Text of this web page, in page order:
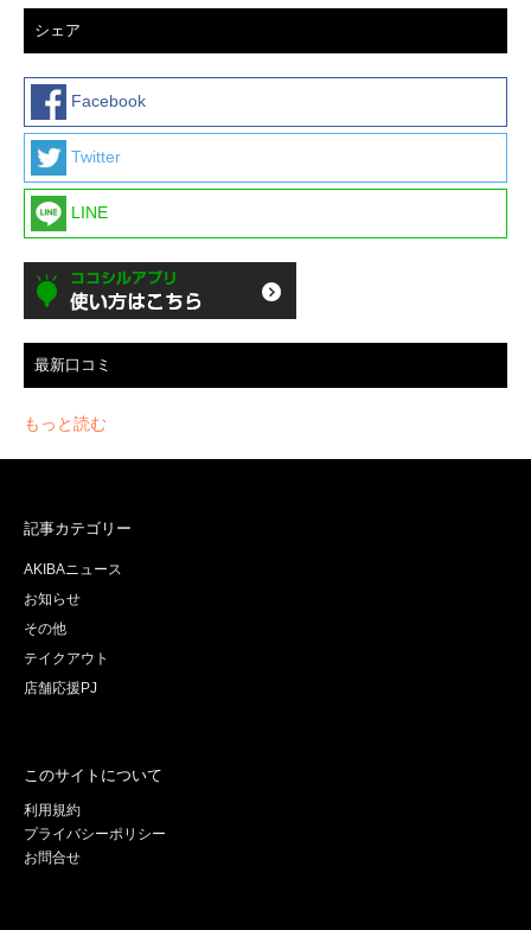
シェア
Facebook
Twitter
LINE
最新口コミ
もっと読む
記事カテゴリー
AKIBAニュース
お知らせ
その他
テイクアウト
店舗応援PJ
このサイトについて
利用規約
プライバシーポリシー
お問合せ